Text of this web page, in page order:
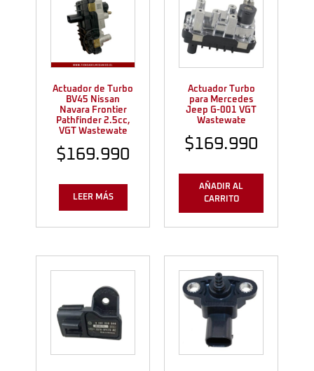
Actuador de Turbo
BV45 Nissan
Navara Frontier
Pathfinder 2.5cc,
VGT Wastewate
$169.990
LEER MÁS
Actuador Turbo
para Mercedes
Jeep G-001 VGT
Wastewate
$169.990
AÑADIR AL
CARRITO